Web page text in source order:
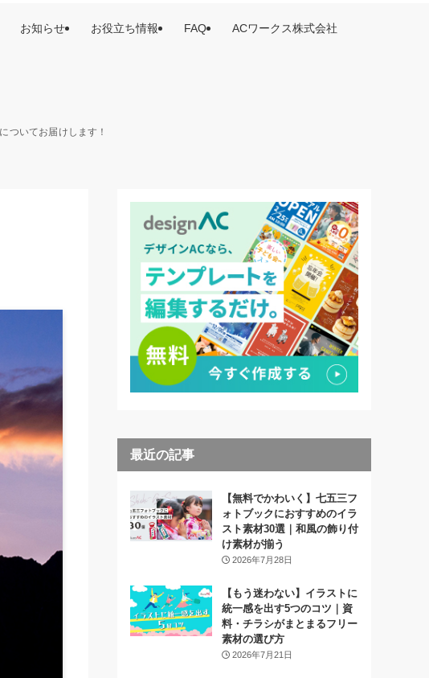
ついてお届けします！
お知らせ お役立ち情報 FAQ ACワークス株式会社
最近の記事
【無料でかわいく】七五三フ
ォトブックにおすすめのイラ
スト素材30選｜和風の飾り付
け素材が揃う
2026年7月28日
【もう迷わない】イラストに
統一感を出す5つのコツ｜資
料・チラシがまとまるフリー
素材の選び方
2026年7月21日